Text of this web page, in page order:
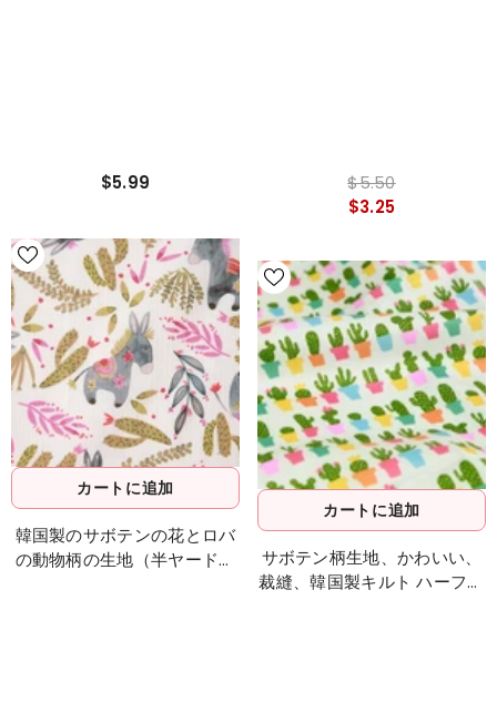
$5.99
$5.50
$3.25
カートに追加
韓国製のサボテンの花とロバ
の動物柄の生地（半ヤード単
カートに追加
サボテン柄生地、かわいい、
裁縫、韓国製キルト ハーフヤ